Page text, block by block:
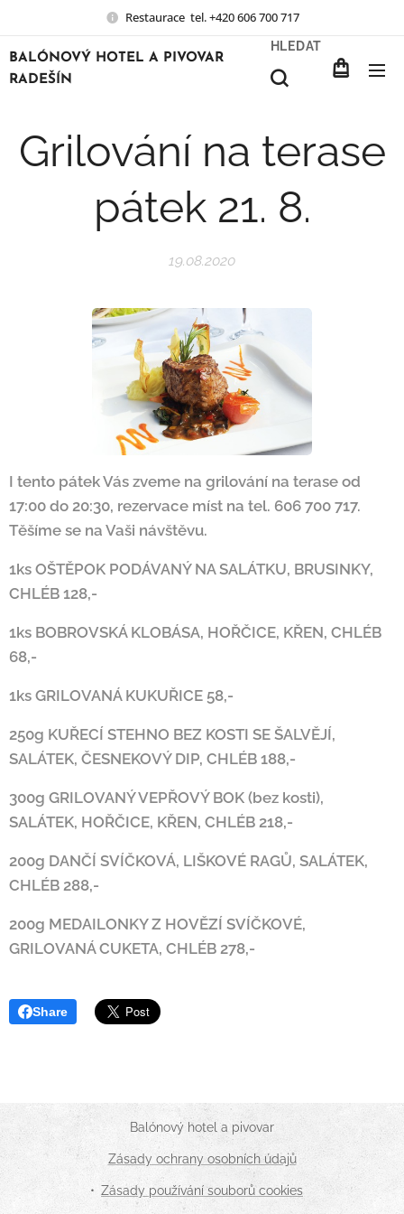
Restaurace tel. +420 606 700 717
BALÓNOVÝ HOTEL A PIVOVAR
RADEŠÍN
HLEDAT
Grilování na terase
pátek 21. 8.
19.08.2020
I tento pátek Vás zveme na grilování na terase od
17:00 do 20:30, rezervace míst na tel. 606 700 717.
Těšíme se na Vaši návštěvu.
1ks OŠTĚPOK PODÁVANÝ NA SALÁTKU, BRUSINKY,
CHLÉB 128,-
1ks BOBROVSKÁ KLOBÁSA, HOŘČICE, KŘEN, CHLÉB
68,-
1ks GRILOVANÁ KUKUŘICE 58,-
250g KUŘECÍ STEHNO BEZ KOSTI SE ŠALVĚJÍ,
SALÁTEK, ČESNEKOVÝ DIP, CHLÉB 188,-
300g GRILOVANÝ VEPŘOVÝ BOK (bez kosti),
SALÁTEK, HOŘČICE, KŘEN, CHLÉB 218,-
200g DANČÍ SVÍČKOVÁ, LIŠKOVÉ RAGŮ, SALÁTEK,
CHLÉB 288,-
200g MEDAILONKY Z HOVĚZÍ SVÍČKOVÉ,
GRILOVANÁ CUKETA, CHLÉB 278,-
Share
Balónový hotel a pivovar
Zásady ochrany osobních údajů
Zásady používání souborů cookies